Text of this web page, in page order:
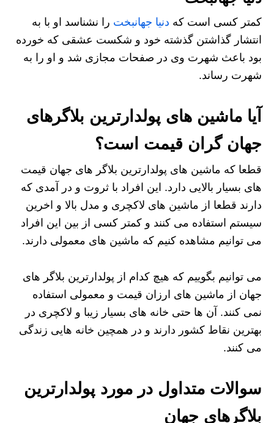
کمتر کسی است که دنیا جهانبخت را نشناسد او با به
انتشار گذاشتن گذشته خود و شکست عشقی که خورده
بود باعث شهرت وی در صفحات مجازی شد و او را به
شهرت رساند.
آیا ماشین های پولدارترین بلاگرهای
جهان گران قیمت است؟
قطعا که ماشین های پولدارترین بلاگر های جهان قیمت
های بسیار بالایی دارد. این افراد با ثروت و در آمدی که
دارند قطعا از ماشین های لاکچری و مدل بالا و اخرین
سیستم استفاده می کنند و کمتر کسی از بین این افراد
می توانیم مشاهده کنیم که ماشین های معمولی دارند.
می توانیم بگوییم که هیچ کدام از پولدارترین بلاگر های
جهان از ماشین های ارزان قیمت و معمولی استفاده
نمی کنند. آن ها حتی خانه های بسیار زیبا و لاکچری در
بهترین نقاط کشور دارند و در همچین خانه هایی زندگی
می کنند.
سوالات متداول در مورد پولدارترین
بلاگرهای جهان